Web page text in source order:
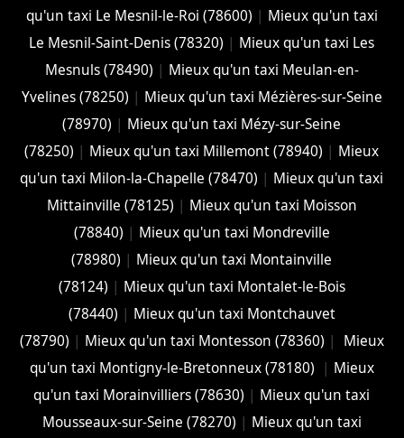
qu'un taxi Le Mesnil-le-Roi (78600) | Mieux qu'un taxi
Le Mesnil-Saint-Denis (78320) | Mieux qu'un taxi Les
Mesnuls (78490) | Mieux qu'un taxi Meulan-en-
Yvelines (78250) | Mieux qu'un taxi Mézières-sur-Seine
(78970) | Mieux qu'un taxi Mézy-sur-Seine
(78250) | Mieux qu'un taxi Millemont (78940) | Mieux
qu'un taxi Milon-la-Chapelle (78470) | Mieux qu'un taxi
Mittainville (78125) | Mieux qu'un taxi Moisson
(78840) | Mieux qu'un taxi Mondreville
(78980) | Mieux qu'un taxi Montainville
(78124) | Mieux qu'un taxi Montalet-le-Bois
(78440) | Mieux qu'un taxi Montchauvet
(78790) | Mieux qu'un taxi Montesson (78360) |
Mieux
qu'un taxi Montigny-le-Bretonneux (78180)
| Mieux
qu'un taxi Morainvilliers (78630) | Mieux qu'un taxi
Mousseaux-sur-Seine (78270) | Mieux qu'un taxi